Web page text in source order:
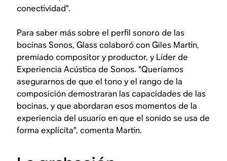
conectividad”.
Para saber más sobre el perfil sonoro de las
bocinas Sonos, Glass colaboró con Giles Martin,
premiado compositor y productor, y Líder de
Experiencia Acústica de Sonos. “Queríamos
asegurarnos de que el tono y el rango de la
composición demostraran las capacidades de las
bocinas, y que abordaran esos momentos de la
experiencia del usuario en que el sonido se usa de
forma explícita”, comenta Martin.